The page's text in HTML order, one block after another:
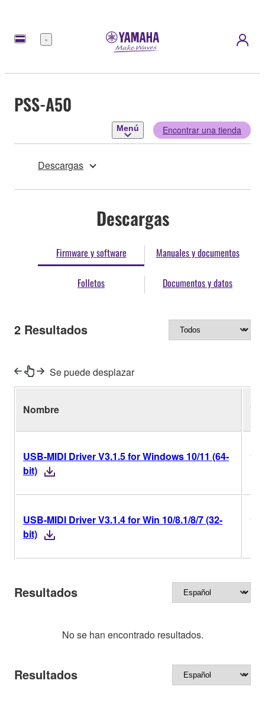
Menú
PSS-A50
Menú Encontrar una tienda
Descargas
Descargas
Firmware y software Manuales y documentos
Folletos Documentos y datos
2 Resultados
Se puede desplazar
Nombre
USB-MIDI Driver V3.1.5 for Windows 10/11 (64-
bit)
USB-MIDI Driver V3.1.4 for Win 10/8.1/8/7 (32-
bit)
Resultados
No se han encontrado resultados.
Resultados